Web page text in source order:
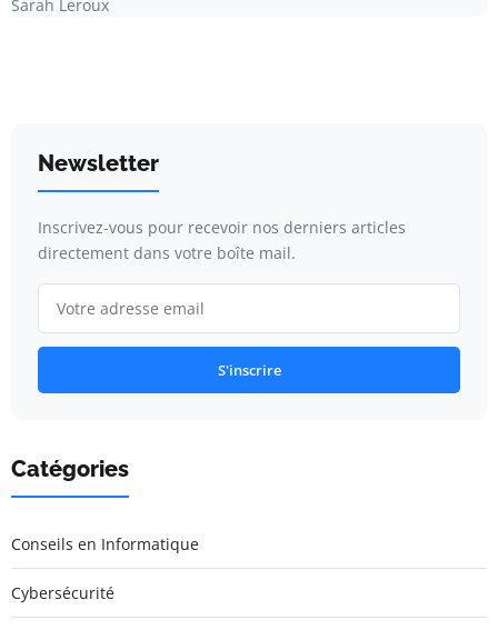
Sarah Leroux
Newsletter
Inscrivez-vous pour recevoir nos derniers articles
directement dans votre boîte mail.
S'inscrire
Catégories
Conseils en Informatique
Cybersécurité